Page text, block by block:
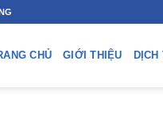
CHỦ GIỚI THIỆU